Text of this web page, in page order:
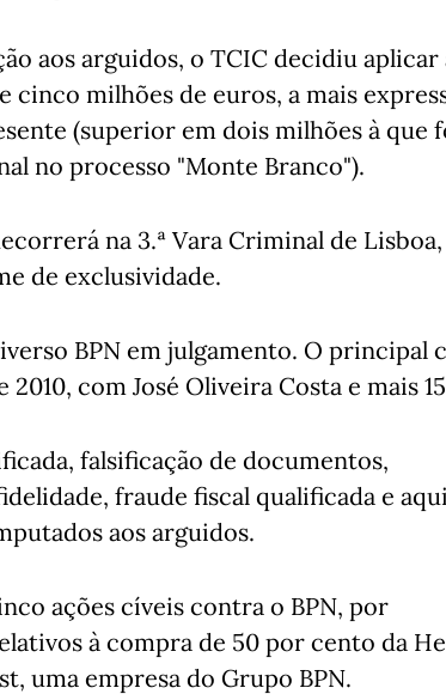
aos arguidos, o TCIC decidiu aplicar
cinco milhões de euros, a mais
(superior em dois milhões à que
no processo "Monte Branco").
na 3.ª Vara Criminal de
de exclusividade.
BPN em julgamento. O principal
com José Oliveira Costa e mais
falsificação de documentos,
fraude fiscal qualificada e
aos arguidos.
ações cíveis contra o BPN, por
à compra de 50 por cento da
uma empresa do Grupo BPN.